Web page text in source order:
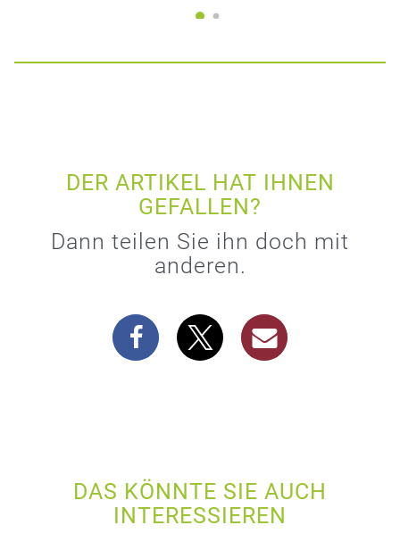
DER ARTIKEL HAT IHNEN
GEFALLEN?
Dann teilen Sie ihn doch mit
anderen.
DAS KÖNNTE SIE AUCH
INTERESSIEREN